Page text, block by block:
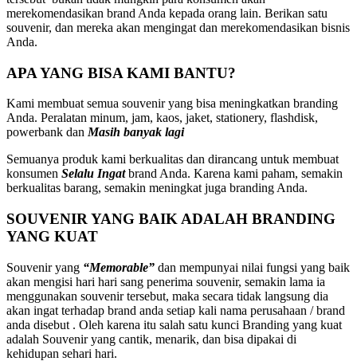
merekomendasikan brand Anda kepada orang lain. Berikan satu
souvenir, dan mereka akan mengingat dan merekomendasikan bisnis
Anda.
APA YANG BISA KAMI BANTU?
Kami membuat semua souvenir yang bisa meningkatkan branding
Anda. Peralatan minum, jam, kaos, jaket, stationery, flashdisk,
powerbank dan Masih banyak lagi
Semuanya produk kami berkualitas dan dirancang untuk membuat
konsumen Selalu Ingatbrand Anda. Karena kami paham, semakin
berkualitas barang, semakin meningkat juga branding Anda.
SOUVENIR YANG BAIK ADALAH BRANDING
YANG KUAT
Souvenir yang “Memorable” dan mempunyai nilai fungsi yang baik
akan mengisi hari hari sang penerima souvenir, semakin lama ia
menggunakan souvenir tersebut, maka secara tidak langsung dia
akan ingat terhadap brand anda setiap kali nama perusahaan / brand
anda disebut . Oleh karena itu salah satu kunci Branding yang kuat
adalah Souvenir yang cantik, menarik, dan bisa dipakai di
kehidupan sehari hari.